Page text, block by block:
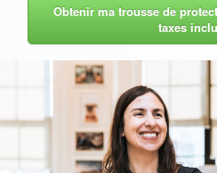
Obtenir ma trousse de
taxes